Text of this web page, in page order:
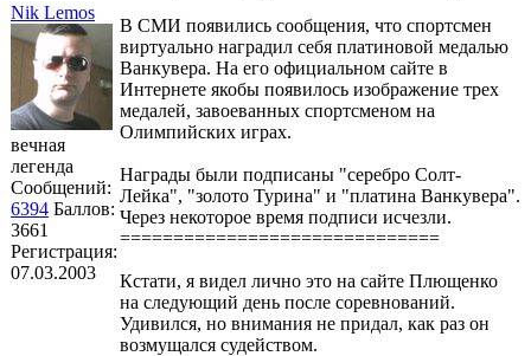
Nik Lemos
вечная
легенда
Сообщений:
6394 Баллов:
3661
Регистрация:
07.03.2003
В СМИ появились сообщения, что спортсмен
виртуально наградил себя платиновой медалью
Ванкувера. На его официальном сайте в
Интернете якобы появилось изображение трех
медалей, завоеванных спортсменом на
Олимпийских играх.
Награды были подписаны "серебро Солт-
Лейка", "золото Турина" и "платина Ванкувера".
Через некоторое время подписи исчезли.
==============================
Кстати, я видел лично это на сайте Плющенко
на следующий день после соревнований.
Удивился, но внимания не придал, как раз он
возмущался судейством.